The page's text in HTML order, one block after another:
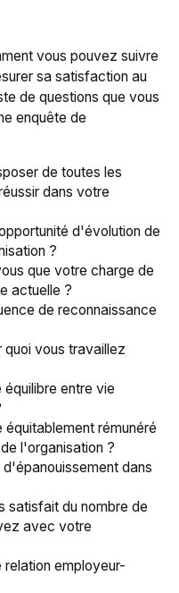
vous pouvez suivre
sa satisfaction au
de questions que vous
enquête de
de toutes les
dans votre
d'évolution de
?
que votre charge de
actuelle ?
de reconnaissance
vous travaillez
entre vie
rémunéré
l'organisation ?
dans
satisfait du nombre de
avec votre
employeur-